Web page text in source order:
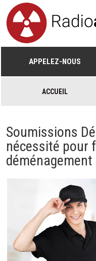
APPELEZ-NOUS
ACCUEIL
Soumissions
nécessité pour